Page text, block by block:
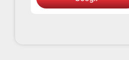
prodotto